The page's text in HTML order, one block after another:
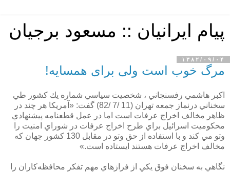
پیام ایرانیان :: مسعود برجیان
۱۳۸۲/۰۹/۰۴
مرگ خوب است ولی برای همسایه!
اكبر هاشمي رفسنجاني ، شخصيت سياسي شماره يك كشور طي
سخناني درنماز جمعه تهران (11 /7 /82) گفت: «آمريكا هر چند در
ظاهر مخالف اخراج عرفات است اما در عمل قطعنامه پيشنهادي
محكوميت اسرائيل براي طرح اخراج عرفات در شوراي امنيت را
وتو مي كند و با استفاده از حق وتو در مقابل 130 كشور جهان كه
مخالف اخراج عرفات هستند ايستاده است.»
نگاهي به سخنان فوق يكي از فرازهاي مهم تفكر محافظه‌كاران را